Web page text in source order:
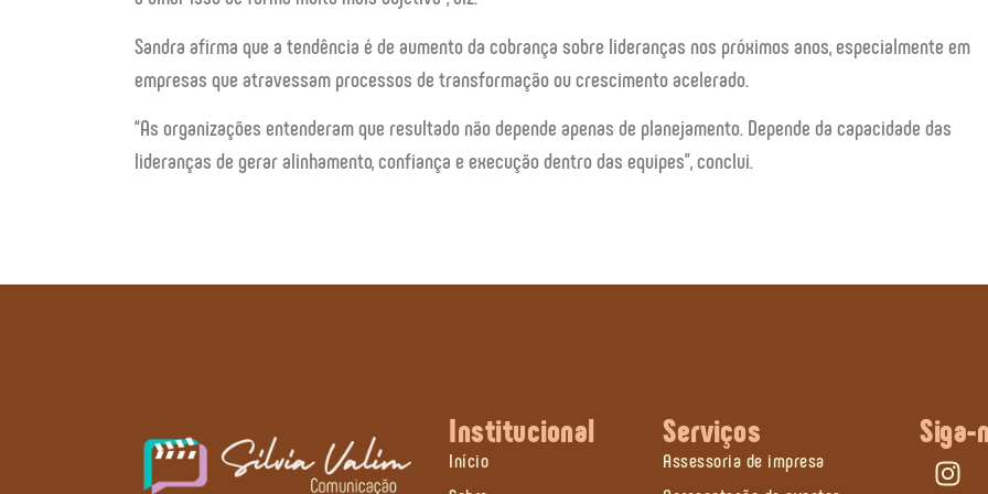
Sandra afirma que a tendência é de aumento da cobrança sobre lideranças nos próximos anos, especialmente em
empresas que atravessam processos de transformação ou crescimento acelerado.
“As organizações entenderam que resultado não depende apenas de planejamento. Depende da capacidade das
lideranças de gerar alinhamento, confiança e execução dentro das equipes”, conclui.
Institucional
Início
Serviços
Assessoria de impresa
Siga-